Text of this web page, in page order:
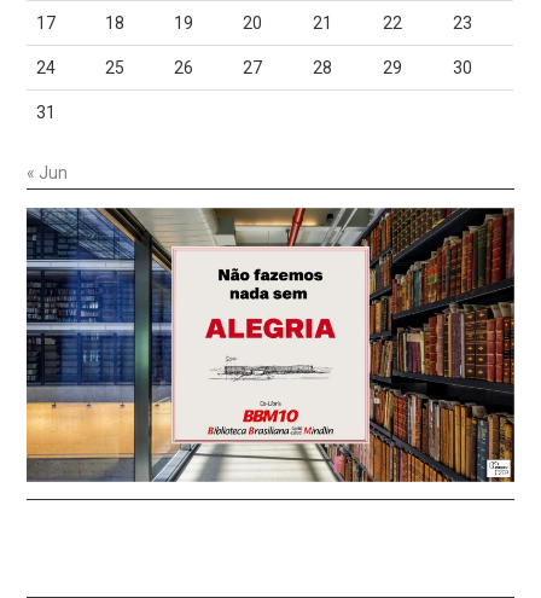
17 18 19 20 21 22 23
24 25 26 27 28 29 30
31
« Jun